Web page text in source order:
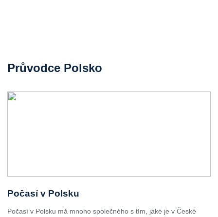
Průvodce Polsko
Počasí v Polsku
Počasí v Polsku má mnoho společného s tím, jaké je v České